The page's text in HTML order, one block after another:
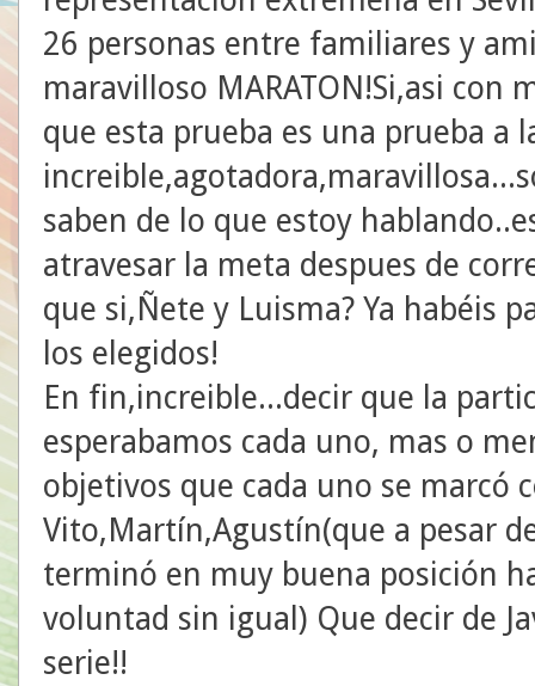
26 personas entre familiares y
maravilloso MARATON!Si,asi con
que esta prueba es una prueba a
saben de lo que estoy
atravesar la meta despues de
que si,Ñete y Luisma? Ya habéis
los elegidos!
En fin,increible...decir que la
esperabamos cada uno, mas o
objetivos que cada uno se marcó
Vito,Martín,Agustín(que a pesar
terminó en muy buena posición
voluntad sin igual) Que decir de
serie!!